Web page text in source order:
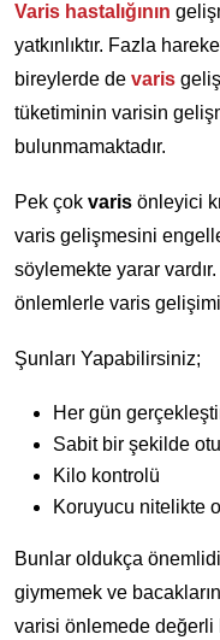
Varis hastalığının
yatkınlıktır. Fazla
bireylerde de varis
tüketiminin varisin
bulunmamaktadır.
Pek çok varis önleyici
varis gelişmesini
söylemekte yarar
önlemlerle varis
Şunları Yapabilirsiniz;
Her gün
Sabit bir şekilde
Kilo kontrolü
Koruyucu nitelikte
Bunlar oldukça
giymemek ve
varisi önlemede değerli